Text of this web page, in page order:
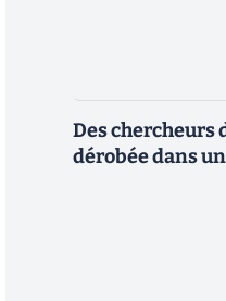
Des chercheurs
dérobée dans